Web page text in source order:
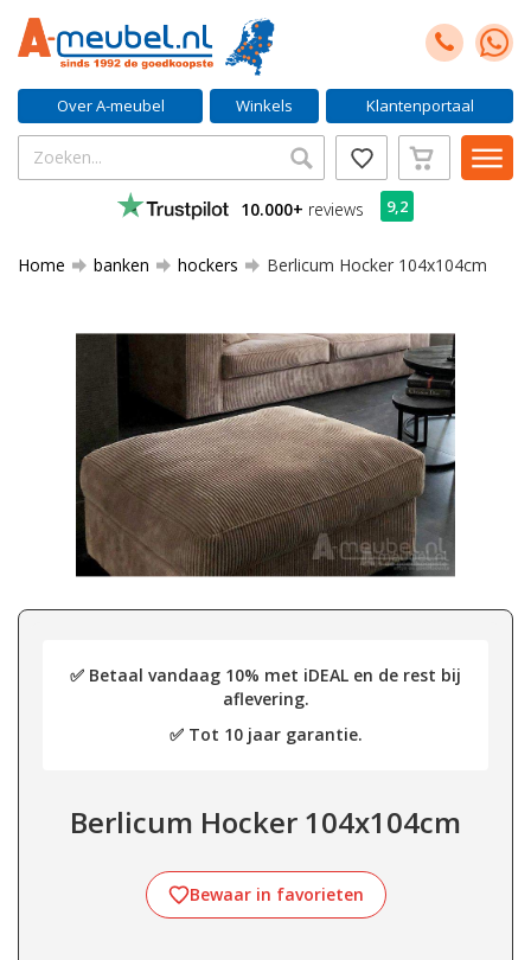
Over A-meubel Winkels Klantenportaal
10.000+ reviews 9,2
Home banken hockers Berlicum Hocker 104x104cm
✅ Betaal vandaag 10% met iDEAL en de rest bij
aflevering.
✅ Tot 10 jaar garantie.
Berlicum Hocker 104x104cm
Bewaar in favorieten